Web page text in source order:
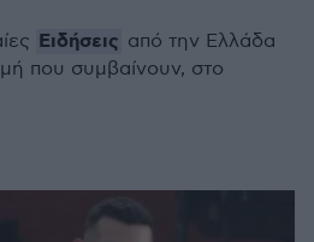
Ειδήσεις από την Ελλάδα
που συμβαίνουν, στο